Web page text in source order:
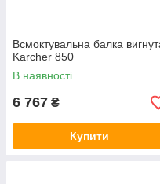
Всмоктувальна балка
Karcher 850
В наявності
6 767 ₴
Купити